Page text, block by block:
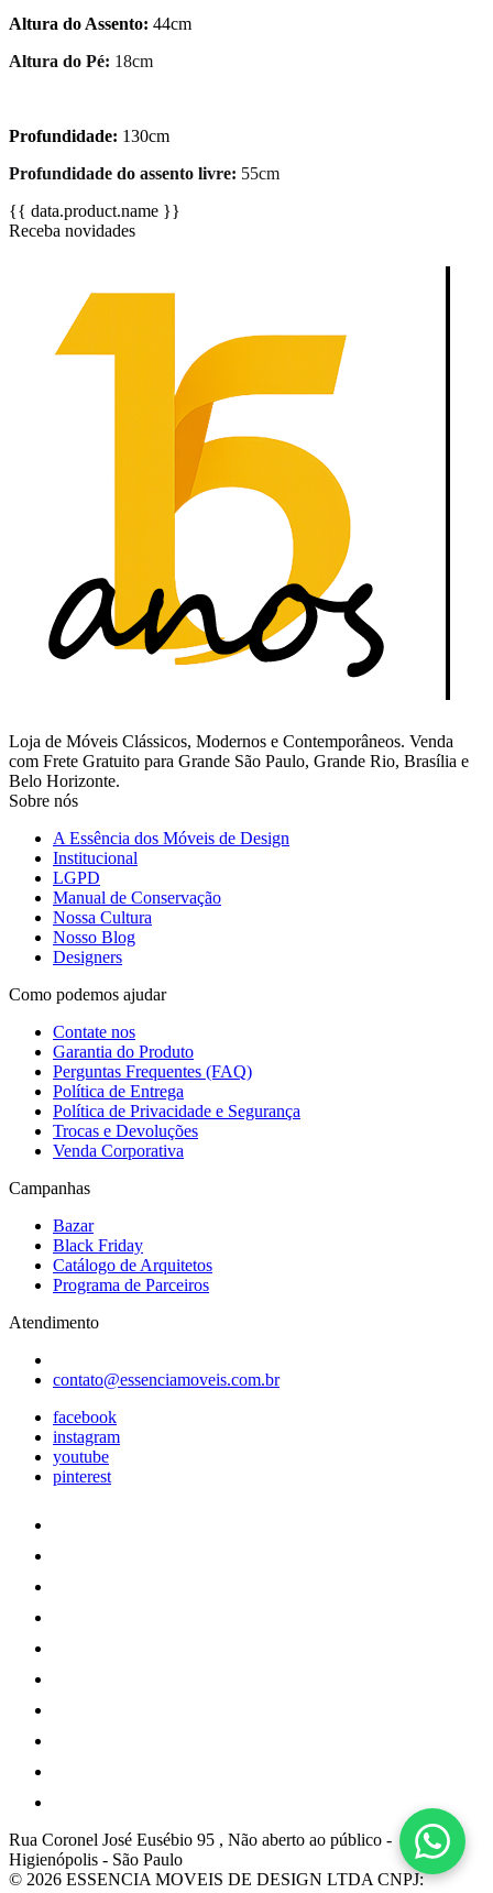
Altura do Assento: 44cm
Altura do Pé: 18cm
Profundidade: 130cm
Profundidade do assento livre: 55cm
{{ data.product.name }}
Receba novidades
Loja de Móveis Clássicos, Modernos e Contemporâneos. Venda
com Frete Gratuito para Grande São Paulo, Grande Rio, Brasília e
Belo Horizonte.
Sobre nós
A Essência dos Móveis de Design
Institucional
LGPD
Manual de Conservação
Nossa Cultura
Nosso Blog
Designers
Como podemos ajudar
Contate nos
Garantia do Produto
Perguntas Frequentes (FAQ)
Política de Entrega
Política de Privacidade e Segurança
Trocas e Devoluções
Venda Corporativa
Campanhas
Bazar
Black Friday
Catálogo de Arquitetos
Programa de Parceiros
Atendimento
contato@essenciamoveis.com.br
facebook
instagram
youtube
pinterest
Rua Coronel José Eusébio 95 , Não aberto ao público -
Higienópolis - São Paulo
© 2026 ESSENCIA MOVEIS DE DESIGN LTDA CNPJ: